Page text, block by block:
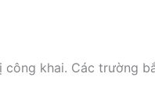
công khai. Các trường